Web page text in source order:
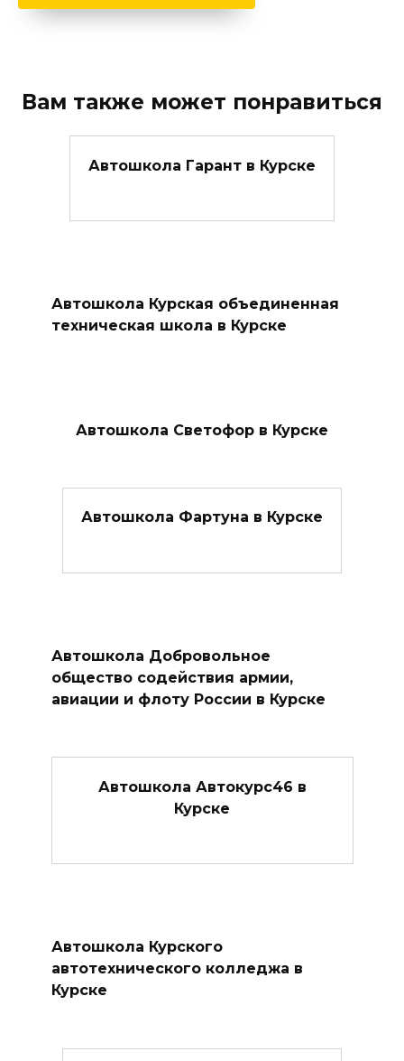
Вам также может понравиться
Автошкола Гарант в Курске
Автошкола Курская объединенная
техническая школа в Курске
Автошкола Светофор в Курске
Автошкола Фартуна в Курске
Автошкола Добровольное
общество содействия армии,
авиации и флоту России в Курске
Автошкола Автокурс46 в
Курске
Автошкола Курского
автотехнического колледжа в
Курске